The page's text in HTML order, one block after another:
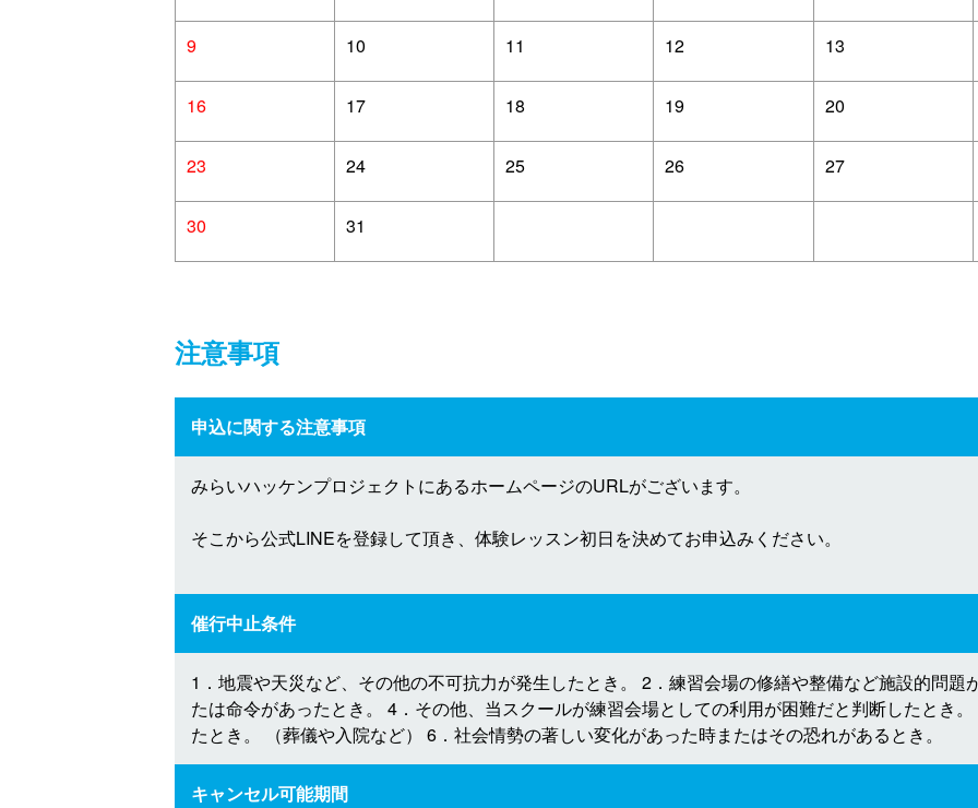
9 10 11 12 13
16 17 18 19 20
23 24 25 26 27
30 31
注意事項
申込に関する注意事項
みらいハッケンプロジェクトにあるホームページのURLがございます。
そこから公式LINEを登録して頂き、体験レッスン初日を決めてお申込みください。
催行中止条件
1．地震や天災など、その他の不可抗力が発生したとき。 2．練習会場の修繕や整備など施設的問題
たは命令があったとき。 4．その他、当スクールが練習会場としての利用が困難だと判断したとき
たとき。 （葬儀や入院など） 6．社会情勢の著しい変化があった時またはその恐れがあるとき。
キャンセル可能期間